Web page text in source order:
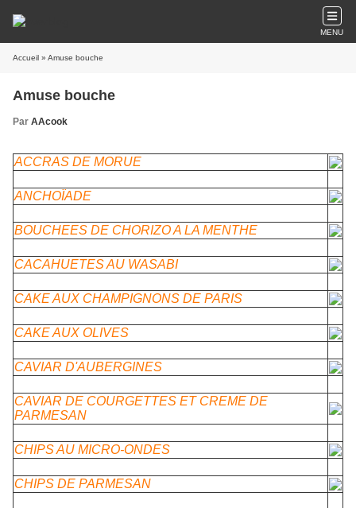
MENU
Accueil » Amuse bouche
Amuse bouche
Par AAcook
ACCRAS DE MORUE
ANCHOÏADE
BOUCHEES DE CHORIZO A LA MENTHE
CACAHUETES AU WASABI
CAKE AUX CHAMPIGNONS DE PARIS
CAKE AUX OLIVES
CAVIAR D'AUBERGINES
CAVIAR DE COURGETTES ET CREME DE
PARMESAN
CHIPS AU MICRO-ONDES
CHIPS DE PARMESAN